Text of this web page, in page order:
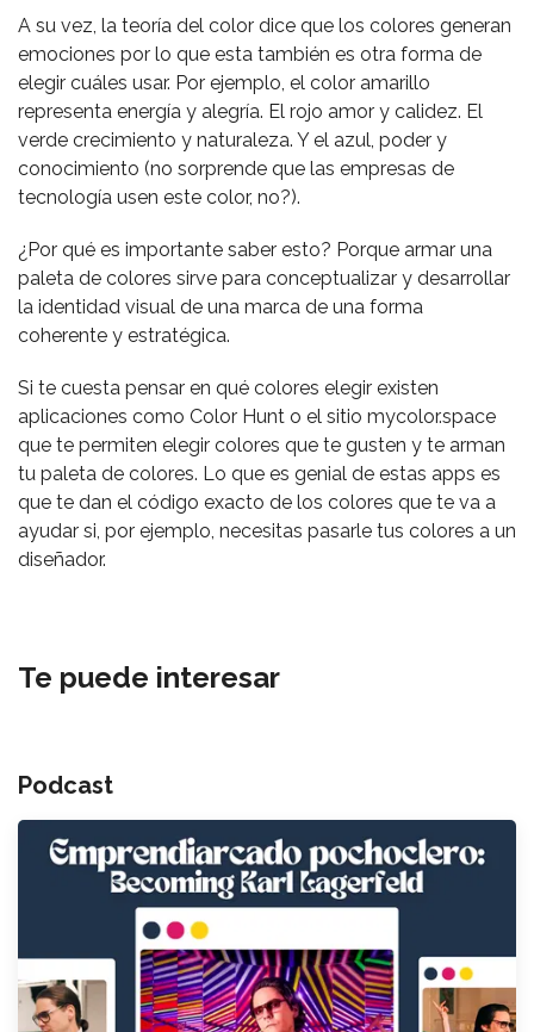
A su vez, la teoría del color dice que los colores generan
emociones por lo que esta también es otra forma de
elegir cuáles usar. Por ejemplo, el color amarillo
representa energía y alegría. El rojo amor y calidez. El
verde crecimiento y naturaleza. Y el azul, poder y
conocimiento (no sorprende que las empresas de
tecnología usen este color, no?).
¿Por qué es importante saber esto? Porque armar una
paleta de colores sirve para conceptualizar y desarrollar
la identidad visual de una marca de una forma
coherente y estratégica.
Si te cuesta pensar en qué colores elegir existen
aplicaciones como Color Hunt o el sitio mycolor.space
que te permiten elegir colores que te gusten y te arman
tu paleta de colores. Lo que es genial de estas apps es
que te dan el código exacto de los colores que te va a
ayudar si, por ejemplo, necesitas pasarle tus colores a un
diseñador.
Te puede interesar
Podcast